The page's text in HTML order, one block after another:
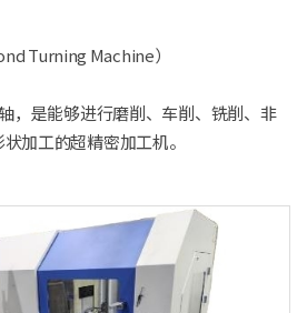
Turning Machine）
，是能够进行磨削、车削、铣削、非
加工的超精密加工机。